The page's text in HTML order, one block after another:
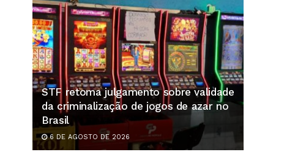
STF retoma julgamento sobre validade
da criminalização de jogos de azar no
Brasil
6 DE AGOSTO DE 2026